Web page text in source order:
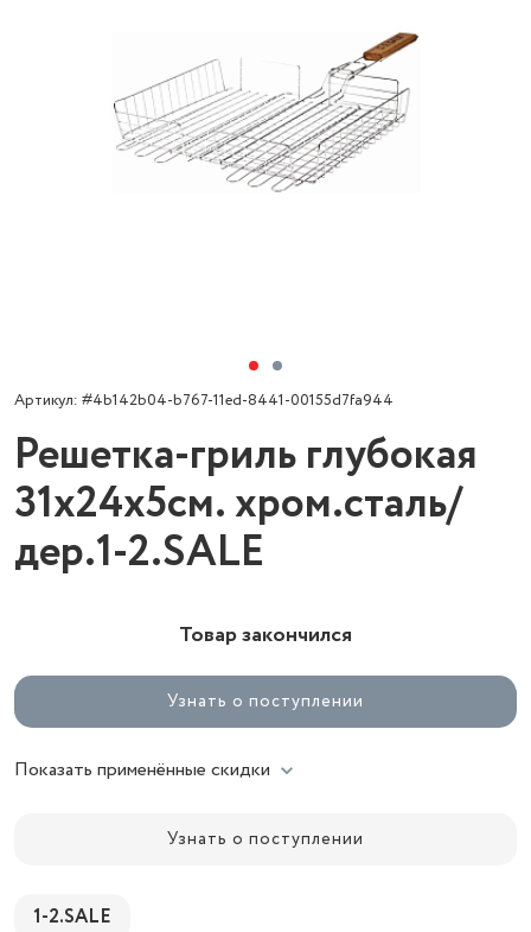
Артикул: #4b142b04-b767-11ed-8441-00155d7fa944
Решетка-гриль глубокая
31х24х5см. хром.сталь/
дер.1-2.SALE
Товар закончился
Узнать о поступлении
Показать применённые скидки
Узнать о поступлении
1-2.SALE